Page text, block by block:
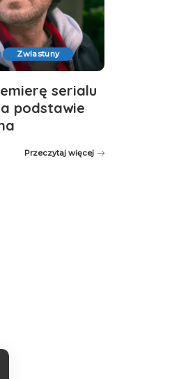
Zwiastuny
serialu
podstawie
Przeczytaj więcej